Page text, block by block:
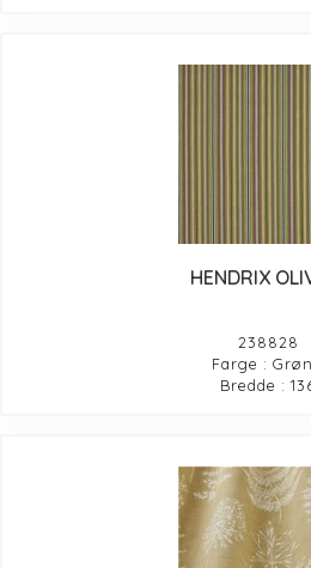
HENDRIX
238828
Farge :
Bredde :